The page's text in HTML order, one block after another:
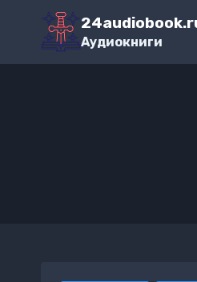
Перейти
содержимомуАудиокниги